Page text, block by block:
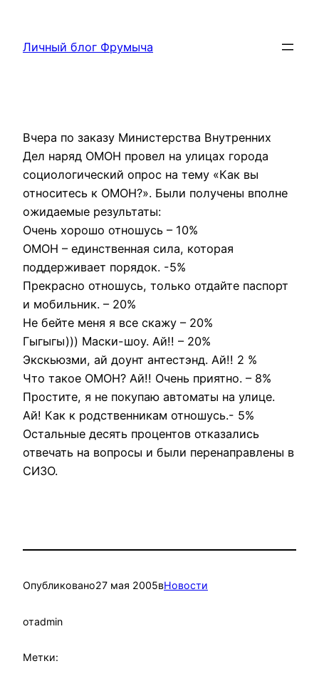
содержимому
Личный блог Фрумыча
Вчера по заказу Министерства Внутренних
Дел наряд ОМОН провел на улицах города
социологический опрос на тему «Как вы
относитесь к ОМОН?». Были получены вполне
ожидаемые результаты:
Очень хорошо отношусь – 10%
ОМОН – единственная сила, которая
поддерживает порядок. -5%
Прекрасно отношусь, только отдайте паспорт
и мобильник. – 20%
Не бейте меня я все скажу – 20%
Гыгыгы))) Маски-шоу. Ай!! – 20%
Экскьюзми, ай доунт антестэнд. Ай!! 2 %
Что такое ОМОН? Ай!! Очень приятно. – 8%
Простите, я не покупаю автоматы на улице.
Ай! Как к родственникам отношусь.- 5%
Остальные десять процентов отказались
отвечать на вопросы и были перенаправлены в
СИЗО.
Опубликовано27 мая 2005вНовости
отadmin
Метки: